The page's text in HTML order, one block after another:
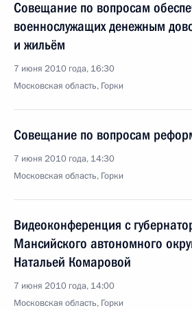
Совещание по вопросам
военнослужащих денежным
и жильём
7 июня 2010 года, 16:30
Московская область, Горки
Совещание по вопросам
7 июня 2010 года, 14:30
Московская область, Горки
Видеоконференция с
Мансийского автономного
Натальей Комаровой
7 июня 2010 года, 14:00
Московская область, Горки